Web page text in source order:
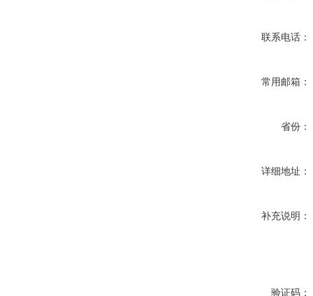
联系电话：
常用邮箱：
省份：
详细地址：
补充说明：
验证码：